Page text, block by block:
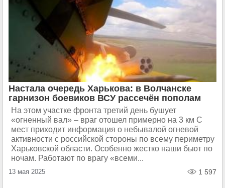
Настала очередь Харькова: в Волчанске
гарнизон боевиков ВСУ рассечён пополам
На этом участке фронта третий день бушует
«огненный вал» – враг отошел примерно на 3 км С
мест приходит информация о небывалой огневой
активности с российской стороны по всему периметру
Харьковской области. Особенно жестко наши бьют по
ночам. Работают по врагу «всеми...
13 мая 2025 1 597